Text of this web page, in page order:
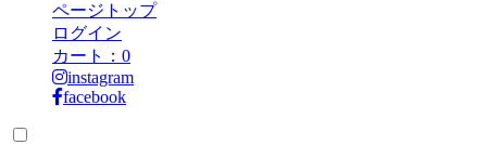
ページトップ
ログイン
カート： 0
instagram
facebook